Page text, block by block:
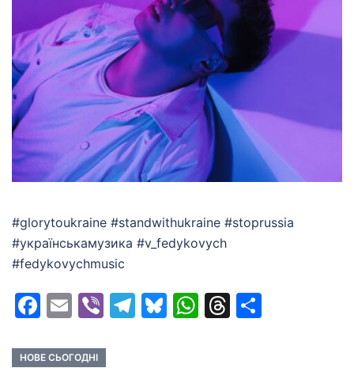
#glorytoukraine #standwithukraine #stoprussia
#українськамузика #v_fedykovych
#fedykovychmusic
Facebook
EmailViberTelegram
Bluesky
WhatsApp
Threads
НОВЕ СЬОГОДНІ